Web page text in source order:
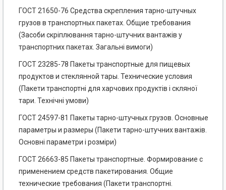
ГОСТ 21650-76 Средства скрепления тарно-штучных
грузов в транспортных пакетах. Общие требования
(Засоби скріплювання тарно-штучних вантажів у
транспортних пакетах. Загальні вимоги)
ГОСТ 23285-78 Пакеты транспортные для пищевых
продуктов и стеклянной тары. Технические условия
(Пакети транспортні для харчових продуктів і скляної
тари. Технічні умови)
ГОСТ 24597-81 Пакеты тарно-штучных грузов. Основные
параметры и размеры (Пакети тарно-штучних вантажів.
Основні параметри і розміри)
ГОСТ 26663-85 Пакеты транспортные. Формирование с
применением средств пакетирования. Общие
технические требования (Пакети транспортні.